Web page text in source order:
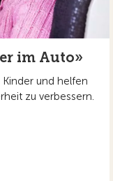
im Auto»
und helfen
zu verbessern.